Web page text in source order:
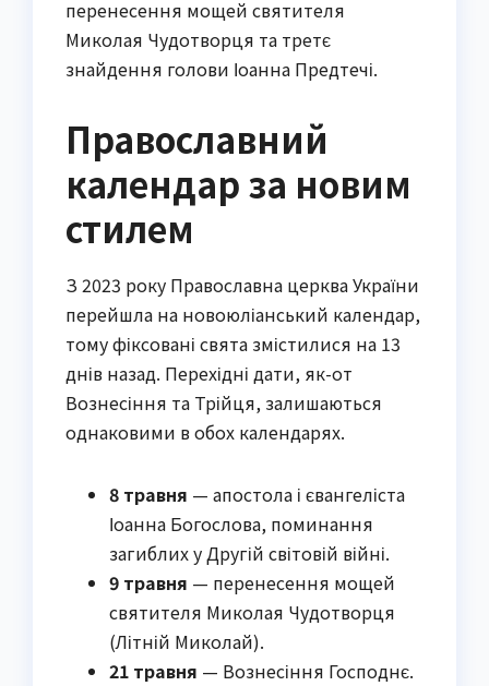
перенесення мощей святителя
Миколая Чудотворця та третє
знайдення голови Іоанна Предтечі.
Православний
календар за новим
стилем
З 2023 року Православна церква України
перейшла на новоюліанський календар,
тому фіксовані свята змістилися на 13
днів назад. Перехідні дати, як-от
Вознесіння та Трійця, залишаються
однаковими в обох календарях.
8 травня — апостола і євангеліста
Іоанна Богослова, поминання
загиблих у Другій світовій війні.
9 травня — перенесення мощей
святителя Миколая Чудотворця
(Літній Миколай).
21 травня — Вознесіння Господнє.